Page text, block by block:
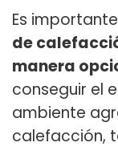
Es
de
manera
conseguir el
ambiente
calefacción,